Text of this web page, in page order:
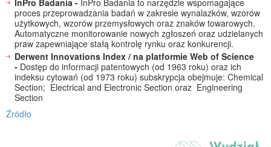
proces przeprowadzania badań w zakresie wynalazków, wzorów
użytkowych, wzorów przemysłowych oraz znaków towarowych.
Automatyczne monitorowanie nowych zgłoszeń oraz udzielanych
praw zapewniające stałą kontrolę rynku oraz konkurencji.
Derwent Innovations Index / na platformie Web of Science
- Dostęp do informacji patentowych (od 1963 roku) oraz ich
indeksu cytowań (od 1973 roku) subskrypcja obejmuje: Chemical
Section; Electrical and Electronic Section oraz Engineering
Section
Źródło